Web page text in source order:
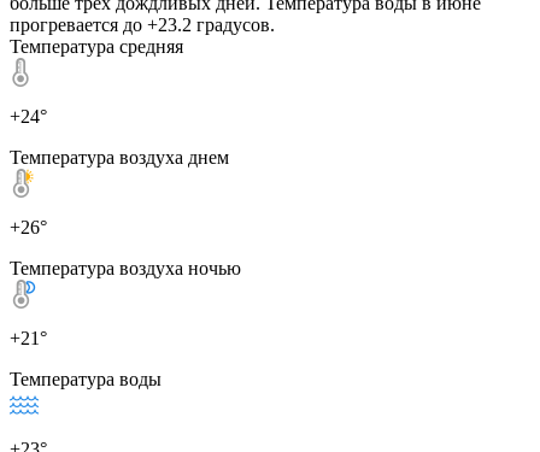
прогревается до +23.2 градусов.
Температура средняя
+24°
Температура воздуха днем
+26°
Температура воздуха ночью
+21°
Температура воды